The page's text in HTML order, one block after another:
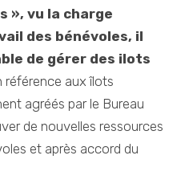
», vu la charge
des bénévoles, il
de gérer des ilots
référence aux îlots
agréés par le Bureau
de nouvelles ressources
et après accord du